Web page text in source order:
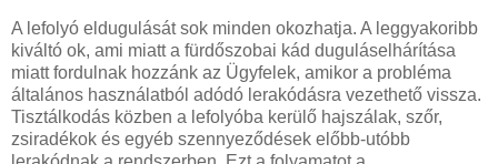
A lefolyó eldugulását sok minden okozhatja. A leggyakoribb
kiváltó ok, ami miatt a fürdőszobai kád duguláselhárítása
miatt fordulnak hozzánk az Ügyfelek, amikor a probléma
általános használatból adódó lerakódásra vezethető vissza.
Tisztálkodás közben a lefolyóba kerülő hajszálak, szőr,
zsiradékok és egyéb szennyeződések előbb-utóbb